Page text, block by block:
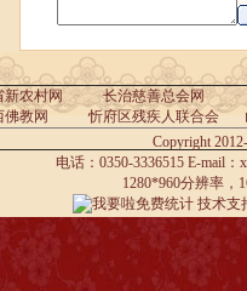
新农村网
长治慈善总会网
佛教网 忻府区残疾人联合会
Copyright
电话：0350-3336515 E-mail
1280*960分辨率，
技术支